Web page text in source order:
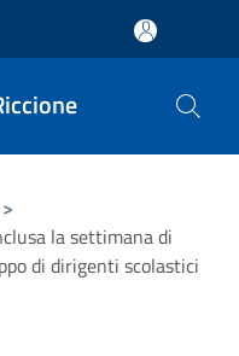
>
la settimana di
di dirigenti scolastici